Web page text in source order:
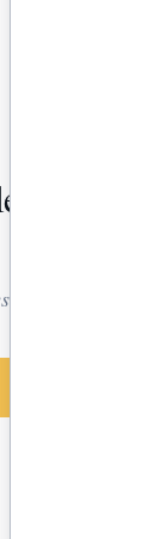
notre produit.